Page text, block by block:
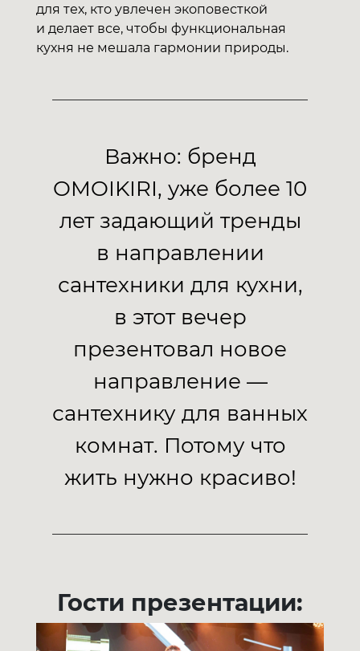
для тех, кто увлечен экоповесткой
и делает все, чтобы функциональная
кухня не мешала гармонии природы.
Важно: бренд
OMOIKIRI, уже более 10
лет задающий тренды
в направлении
сантехники для кухни,
в этот вечер
презентовал новое
направление —
сантехнику для ванных
комнат. Потому что
жить нужно красиво!
Гости презентации: